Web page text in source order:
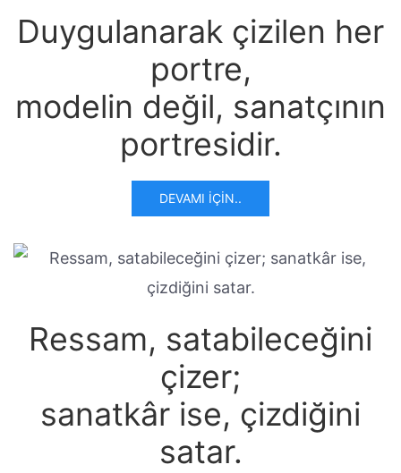
Duygulanarak çizilen her
portre,
modelin değil, sanatçının
portresidir.
DEVAMI İÇIN..
Ressam, satabileceğini
çizer;
sanatkâr ise, çizdiğini
satar.